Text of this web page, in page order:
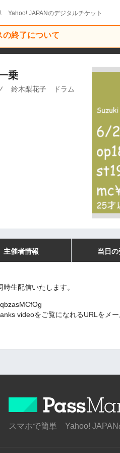
Yahoo! JAPANのデジタルチケット
の終了について
乗
鈴木梨花子 ドラム
主催者情報 当日
生配信いたします。
videoをご覧になれるURLをメ
スマホで簡単 Yahoo! JAPAN